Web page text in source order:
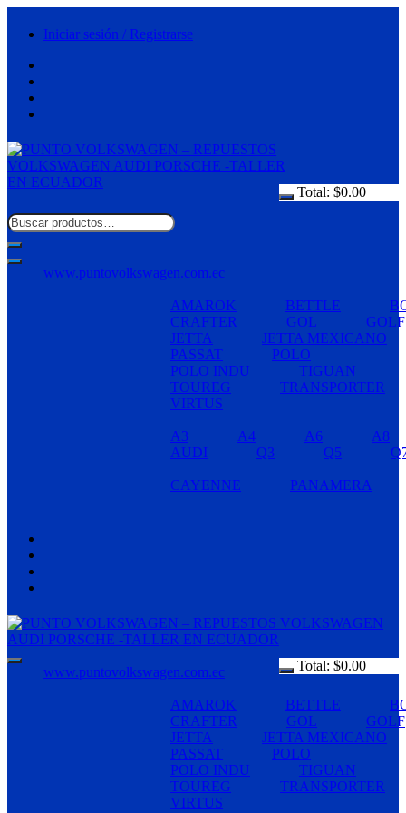
Iniciar sesión / Registrarse
Total: $0.00
www.puntovolkswagen.com.ec
AMAROK BETTLE
CRAFTER
GOL
GOLF
JETTA
JETTA MEXICANO
PASSAT
POLO
POLO INDU
TIGUAN
TOUREG
TRANSPORTER
VIRTUS
A3 A4 A6
A8
AUDI
Q3 Q5
CAYENNE PANAMERA
Total: $0.00
www.puntovolkswagen.com.ec
AMAROK BETTLE
CRAFTER
GOL
GOLF
JETTA
JETTA MEXICANO
PASSAT
POLO
POLO INDU
TIGUAN
TOUREG
TRANSPORTER
VIRTUS